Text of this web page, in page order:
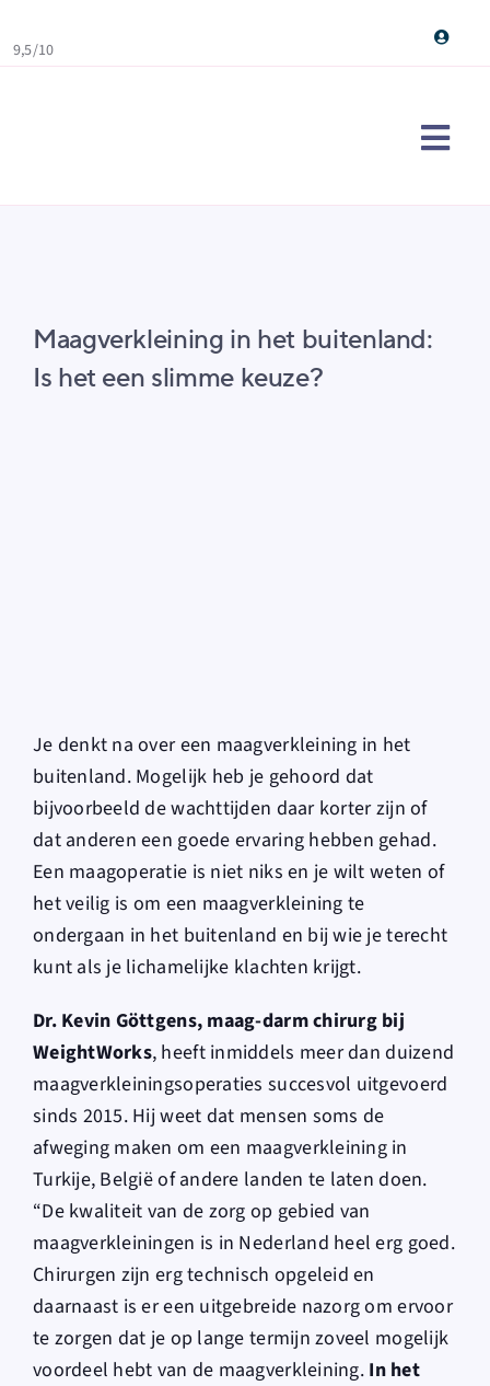
to9,5/10
Maagverkleining in het buitenland:
Is het een slimme keuze?
Je denkt na over een maagverkleining in het
buitenland. Mogelijk heb je gehoord dat
bijvoorbeeld de wachttijden daar korter zijn of
dat anderen een goede ervaring hebben gehad.
Een maagoperatie is niet niks en je wilt weten of
het veilig is om een maagverkleining te
ondergaan in het buitenland en bij wie je terecht
kunt als je lichamelijke klachten krijgt.
Dr. Kevin Göttgens, maag-darm chirurg bij
WeightWorks, heeft inmiddels meer dan duizend
maagverkleiningsoperaties succesvol uitgevoerd
sinds 2015. Hij weet dat mensen soms de
afweging maken om een maagverkleining in
Turkije, België of andere landen te laten doen.
“De kwaliteit van de zorg op gebied van
maagverkleiningen is in Nederland heel erg goed.
Chirurgen zijn erg technisch opgeleid en
daarnaast is er een uitgebreide nazorg om ervoor
te zorgen dat je op lange termijn zoveel mogelijk
voordeel hebt van de maagverkleining. In het